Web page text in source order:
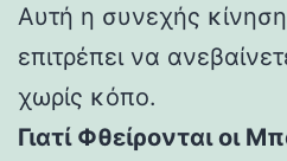
Αυτή η συνεχής
επιτρέπει να
χωρίς κόπο.
Γιατί Φθείρονται οι